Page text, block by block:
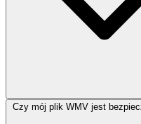
Czy mój plik WMV jest